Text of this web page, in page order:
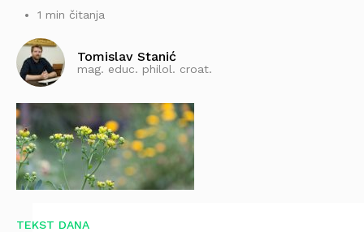
1 min čitanja
Tomislav Stanić
mag. educ. philol. croat.
TEKST DANA